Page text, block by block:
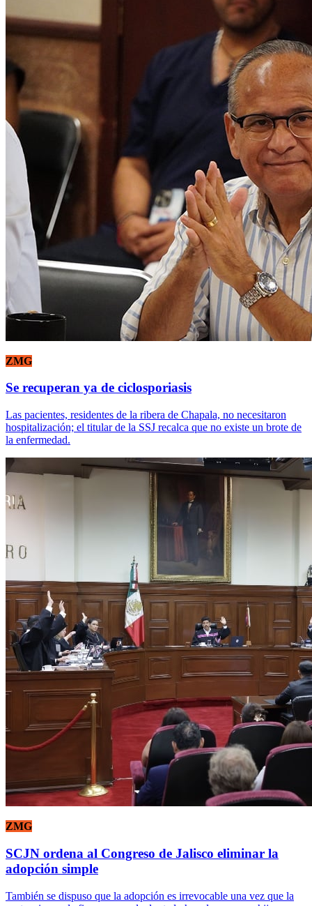
ZMG
Se recuperan ya de ciclosporiasis
Las pacientes, residentes de la ribera de Chapala, no necesitaron
hospitalización; el titular de la SSJ recalca que no existe un brote de
la enfermedad.
ZMG
SCJN ordena al Congreso de Jalisco eliminar la
adopción simple
También se dispuso que la adopción es irrevocable una vez que la